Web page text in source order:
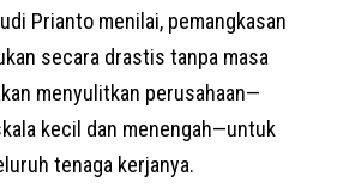
Prianto menilai, pemangkasan
secara drastis tanpa masa
menyulitkan perusahaan—
kecil dan menengah—untuk
tenaga kerjanya.